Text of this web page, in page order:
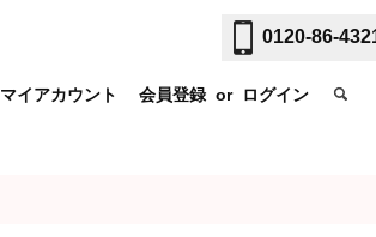
0120-86-
マイアカウント 会員登録 or ログイン